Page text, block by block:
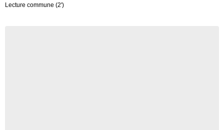
Lecture commune (2')